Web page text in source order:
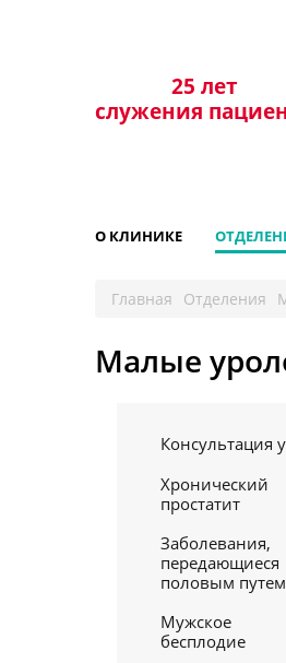
25 лет
служения
О КЛИНИКЕ
Главная Отделения
Малые
Консультация
Хронический
простатит
Заболевания,
передающиеся
половым путем
Мужское
бесплодие